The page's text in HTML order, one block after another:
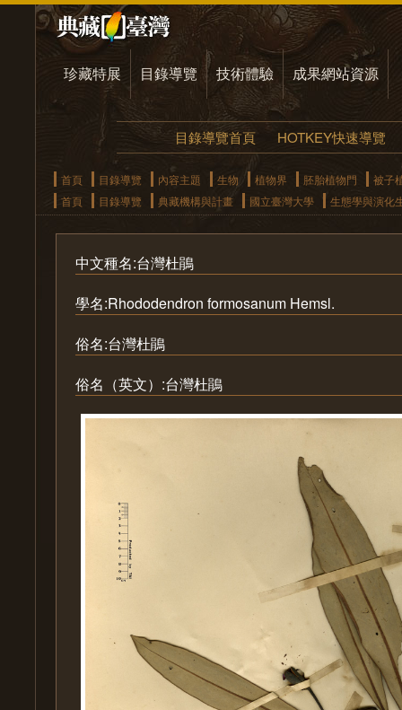
珍藏特展 目錄導覽 技術體驗 成果網站資源
目錄導覽首頁 HOTKEY快速導覽
首頁 目錄導覽 內容主題 生物 植物界 胚胎植物門
被子
首頁
目錄導覽 典藏機構與計畫 國立臺灣大學 生態學與演化
中文種名:台灣杜鵑
學名:Rhododendron formosanum Hemsl.
俗名:台灣杜鵑
俗名（英文）:台灣杜鵑